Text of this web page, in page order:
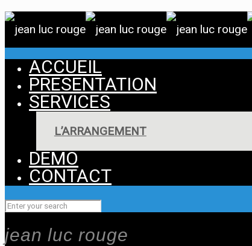
ACCUEIL
PRESENTATION
SERVICES
L’ARRANGEMENT
DEMO
CONTACT
jean luc rouge